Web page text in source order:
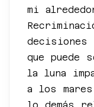
mi
decisiones
que puede
la luna
a los